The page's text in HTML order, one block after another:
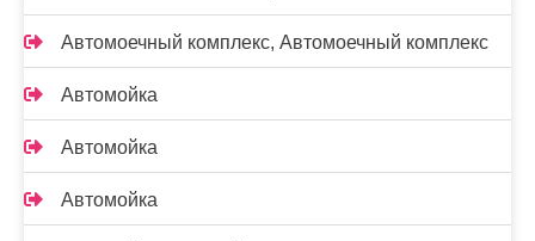
Автомоечный комплекс, Автомоечный комплекс
Автомойка
Автомойка
Автомойка